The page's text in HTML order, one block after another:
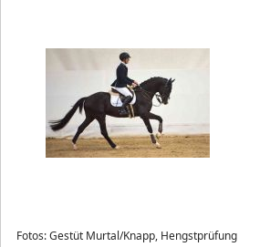
Fotos: Gestüt Murtal/Knapp, Hengstprüfung